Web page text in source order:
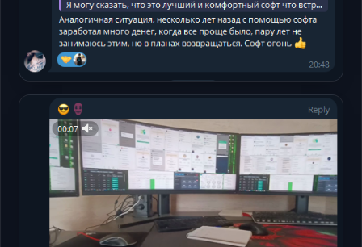
Telegram Открыть